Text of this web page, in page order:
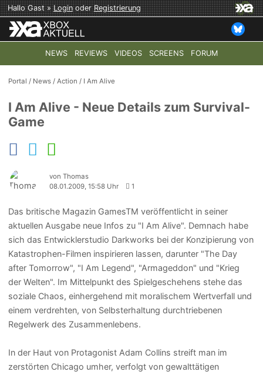
Hallo Gast »LoginoderRegistrierung
NEWS REVIEWS VIDEOS SCREENS FORUM
TOP-THEMEN: COD: MODERN WARFARE 4 HALO:
Portal / News /Action / I Am Alive
I Am Alive - Neue Details zum Survival-
Game
von Thomas
08.01.2009, 15:58 Uhr
1
Das britische Magazin GamesTM veröffentlicht in seiner
aktuellen Ausgabe neue Infos zu "I Am Alive". Demnach habe
sich das Entwicklerstudio Darkworks bei der Konzipierung von
Katastrophen-Filmen inspirieren lassen, darunter "The Day
after Tomorrow", "I Am Legend", "Armageddon" und "Krieg
der Welten". Im Mittelpunkt des Spielgeschehens stehe das
soziale Chaos, einhergehend mit moralischem Wertverfall und
einem verdrehten, von Selbsterhaltung durchtriebenen
Regelwerk des Zusammenlebens.
In der Haut von Protagonist Adam Collins streift man im
zerstörten Chicago umher, verfolgt von gewalttätigen